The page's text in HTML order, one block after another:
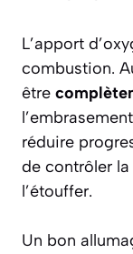
L’apport
combustion.
être
réduire
de contrôler
l’étouffer.
Un bon